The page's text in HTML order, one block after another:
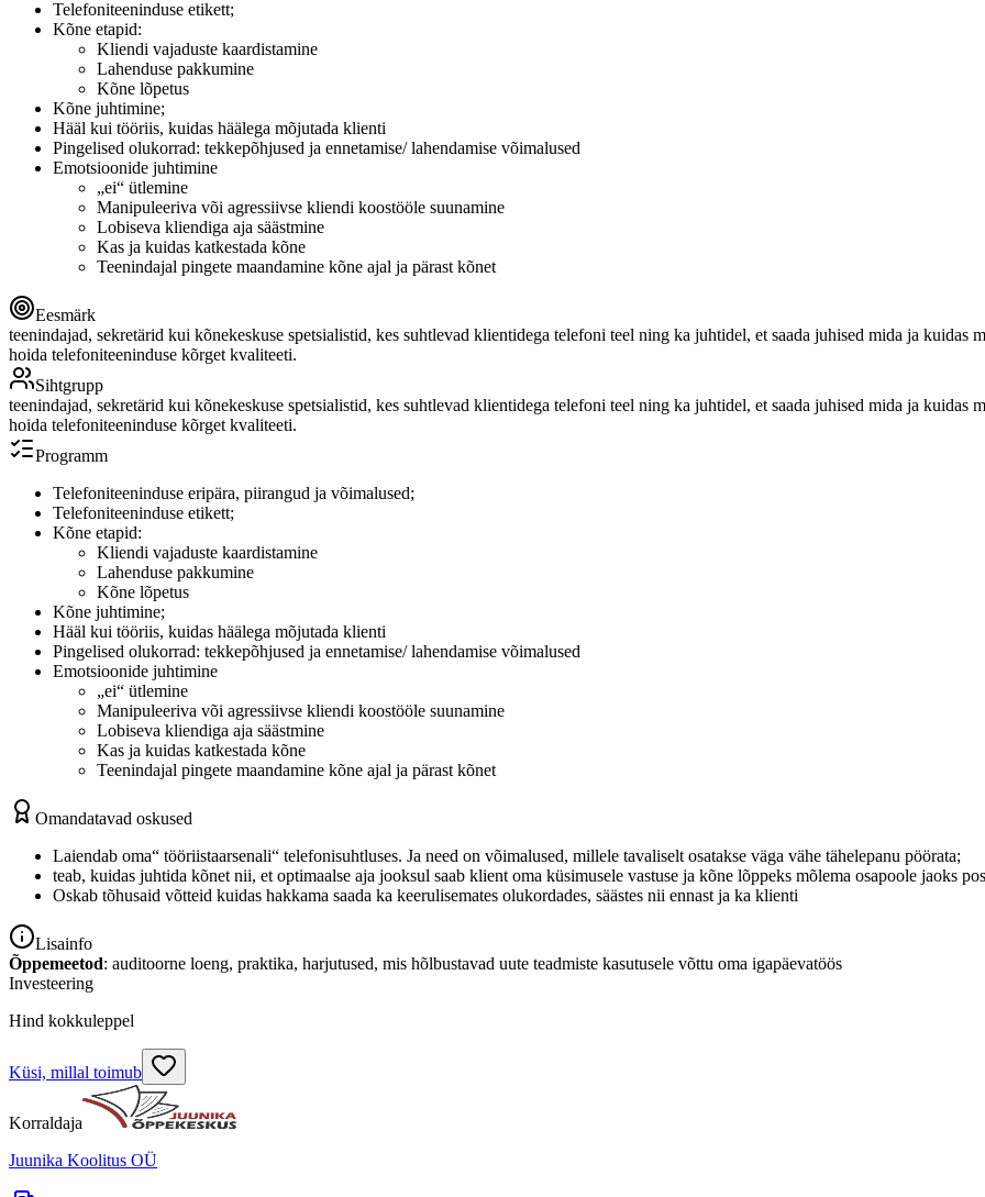
Telefoniteeninduse etikett;
Kõne etapid:
Kliendi vajaduste kaardistamine
Lahenduse pakkumine
Kõne lõpetus
Kõne juhtimine;
Hääl kui tööriis, kuidas häälega mõjutada klienti
Pingelised olukorrad: tekkepõhjused ja ennetamise/ lahendamise võimalused
Emotsioonide juhtimine
„ei“ ütlemine
Manipuleeriva või agressiivse kliendi koostööle suunamine
Lobiseva kliendiga aja säästmine
Kas ja kuidas katkestada kõne
Teenindajal pingete maandamine kõne ajal ja pärast kõnet
Eesmärk
teenindajad, sekretärid kui kõnekeskuse spetsialistid, kes suhtlevad klientidega telefoni teel ning ka juhtidel, et saada juhised mida ja kuidas
hoida telefoniteeninduse kõrget kvaliteeti.
Sihtgrupp
teenindajad, sekretärid kui kõnekeskuse spetsialistid, kes suhtlevad klientidega telefoni teel ning ka juhtidel, et saada juhised mida ja kuidas
hoida telefoniteeninduse kõrget kvaliteeti.
Programm
Telefoniteeninduse eripära, piirangud ja võimalused;
Telefoniteeninduse etikett;
Kõne etapid:
Kliendi vajaduste kaardistamine
Lahenduse pakkumine
Kõne lõpetus
Kõne juhtimine;
Hääl kui tööriis, kuidas häälega mõjutada klienti
Pingelised olukorrad: tekkepõhjused ja ennetamise/ lahendamise võimalused
Emotsioonide juhtimine
„ei“ ütlemine
Manipuleeriva või agressiivse kliendi koostööle suunamine
Lobiseva kliendiga aja säästmine
Kas ja kuidas katkestada kõne
Teenindajal pingete maandamine kõne ajal ja pärast kõnet
Omandatavad oskused
Laiendab oma“ tööriistaarsenali“ telefonisuhtluses. Ja need on võimalused, millele tavaliselt osatakse väga vähe tähelepanu pöörata;
teab, kuidas juhtida kõnet nii, et optimaalse aja jooksul saab klient oma küsimusele vastuse ja kõne lõppeks mõlema osapoole jaoks
Oskab tõhusaid võtteid kuidas hakkama saada ka keerulisemates olukordades, säästes nii ennast ja ka klienti
Lisainfo
Õppemeetod: auditoorne loeng, praktika, harjutused, mis hõlbustavad uute teadmiste kasutusele võttu oma igapäevatöös
Investeering
Hind kokkuleppel
Küsi, millal toimub
Korraldaja
Juunika Koolitus OÜ